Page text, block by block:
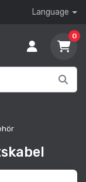
Language
0